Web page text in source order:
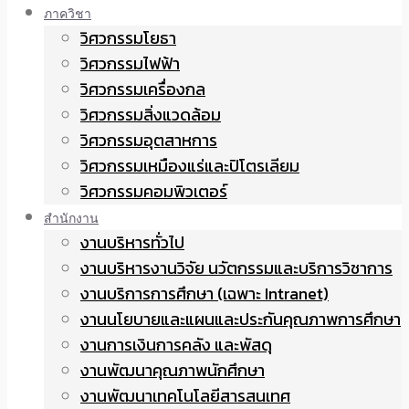
ภาควิชา
วิศวกรรมโยธา
วิศวกรรมไฟฟ้า
วิศวกรรมเครื่องกล
วิศวกรรมสิ่งแวดล้อม
วิศวกรรมอุตสาหการ
วิศวกรรมเหมืองแร่และปิโตรเลียม
วิศวกรรมคอมพิวเตอร์
สำนักงาน
งานบริหารทั่วไป
งานบริหารงานวิจัย นวัตกรรมและบริการวิชาการ
งานบริการการศึกษา (เฉพาะ Intranet)
งานนโยบายและแผนและประกันคุณภาพการศึกษา
งานการเงินการคลัง และพัสดุ
งานพัฒนาคุณภาพนักศึกษา
งานพัฒนาเทคโนโลยีสารสนเทศ